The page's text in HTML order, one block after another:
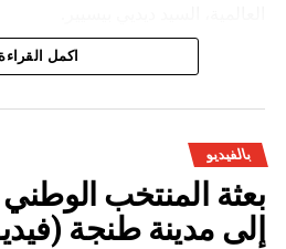
اكمل
بالفيديو
بعثة المنتخب
إلى مدينة طنجة